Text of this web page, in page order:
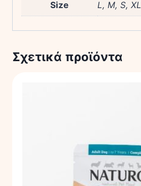
Size L, M, S, XL
Σχετικά προϊόντα